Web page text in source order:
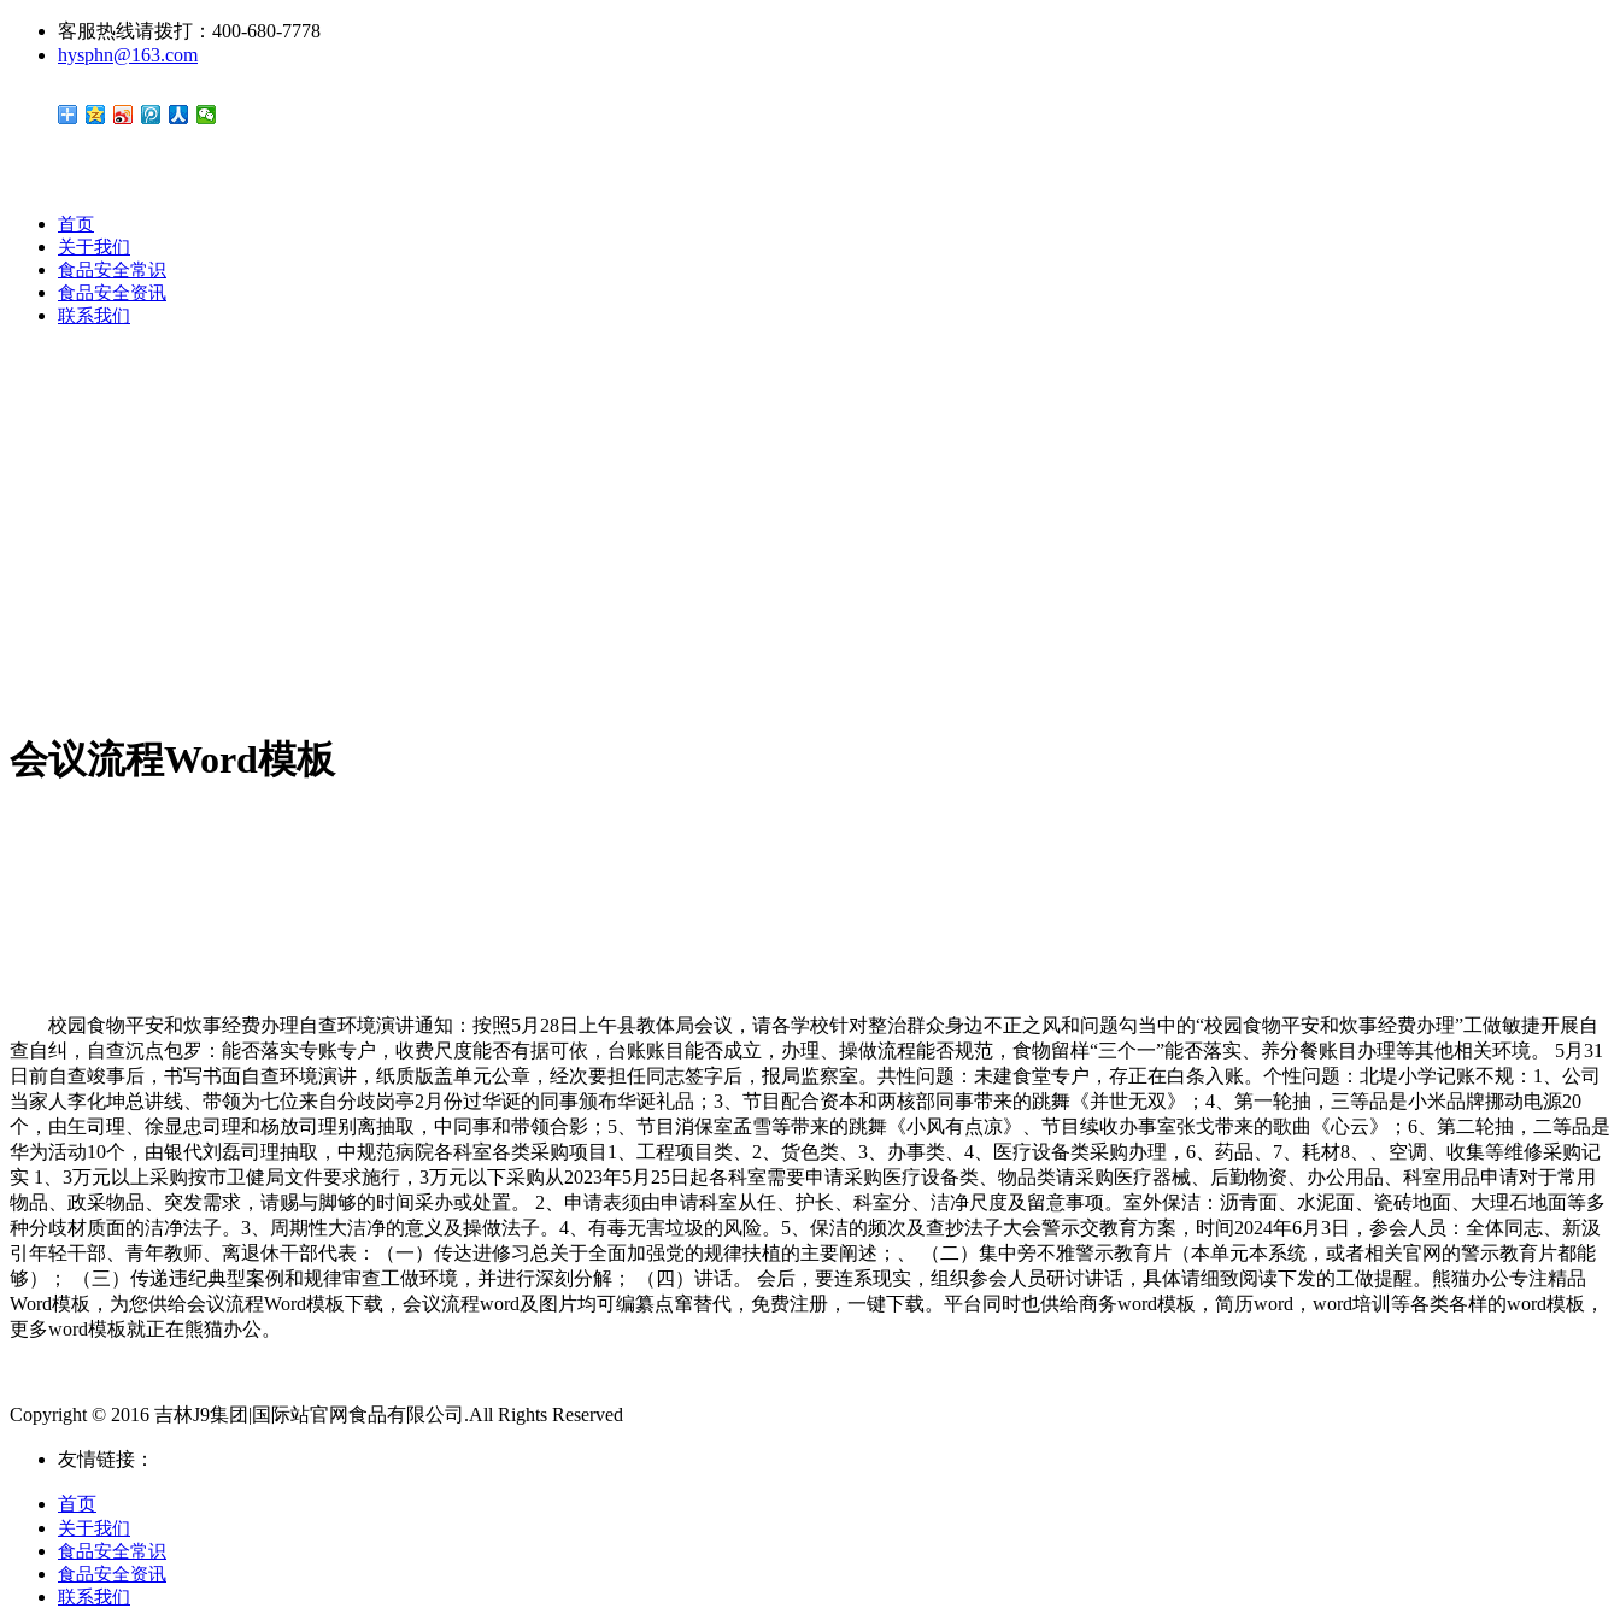
客服热线请拨打：400-680-7778
hysphn@163.com
首页
关于我们
食品安全常识
食品安全资讯
联系我们
会议流程Word模板
校园食物平安和炊事经费办理自查环境演讲通知：按照5月28日上午县教体局会议，请各学校针对整治群众身边不正之风和问题勾当中的“校园食物平安和炊事经费办理”工做敏捷开展自
查自纠，自查沉点包罗：能否落实专账专户，收费尺度能否有据可依，台账账目能否成立，办理、操做流程能否规范，食物留样“三个一”能否落实、养分餐账目办理等其他相关环境。 5月31
日前自查竣事后，书写书面自查环境演讲，纸质版盖单元公章，经次要担任同志签字后，报局监察室。共性问题：未建食堂专户，存正在白条入账。个性问题：北堤小学记账不规：1、公司
当家人李化坤总讲线、带领为七位来自分歧岗亭2月份过华诞的同事颁布华诞礼品；3、节目配合资本和两核部同事带来的跳舞《并世无双》；4、第一轮抽，三等品是小米品牌挪动电源20
个，由玍司理、徐显忠司理和杨放司理别离抽取，中同事和带领合影；5、节目消保室孟雪等带来的跳舞《小风有点凉》、节目续收办事室张戈带来的歌曲《心云》；6、第二轮抽，二等品是
华为活动10个，由银代刘磊司理抽取，中规范病院各科室各类采购项目1、工程项目类、2、货色类、3、办事类、4、医疗设备类采购办理，6、药品、7、耗材8、、空调、收集等维修采购记
实 1、3万元以上采购按市卫健局文件要求施行，3万元以下采购从2023年5月25日起各科室需要申请采购医疗设备类、物品类请采购医疗器械、后勤物资、办公用品、科室用品申请对于常用
物品、政采物品、突发需求，请赐与脚够的时间采办或处置。 2、申请表须由申请科室从任、护长、科室分、洁净尺度及留意事项。室外保洁：沥青面、水泥面、瓷砖地面、大理石地面等多
种分歧材质面的洁净法子。3、周期性大洁净的意义及操做法子。4、有毒无害垃圾的风险。5、保洁的频次及查抄法子大会警示交教育方案，时间2024年6月3日，参会人员：全体同志、新汲
引年轻干部、青年教师、离退休干部代表：（一）传达进修习总关于全面加强党的规律扶植的主要阐述；、 （二）集中旁不雅警示教育片（本单元本系统，或者相关官网的警示教育片都能
够）； （三）传递违纪典型案例和规律审查工做环境，并进行深刻分解； （四）讲话。 会后，要连系现实，组织参会人员研讨讲话，具体请细致阅读下发的工做提醒。熊猫办公专注精品
Word模板，为您供给会议流程Word模板下载，会议流程word及图片均可编纂点窜替代，免费注册，一键下载。平台同时也供给商务word模板，简历word，word培训等各类各样的word模板，
更多word模板就正在熊猫办公。
Copyright © 2016 吉林J9集团|国际站官网食品有限公司.All Rights Reserved
友情链接：
首页
关于我们
食品安全常识
食品安全资讯
联系我们